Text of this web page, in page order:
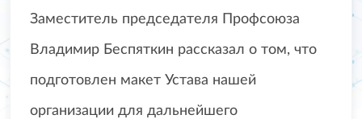
Заместитель председателя Профсоюза
Владимир Беспяткин рассказал о том, что
подготовлен макет Устава нашей
организации для дальнейшего